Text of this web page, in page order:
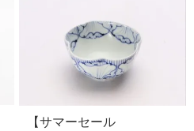
【サマーセール